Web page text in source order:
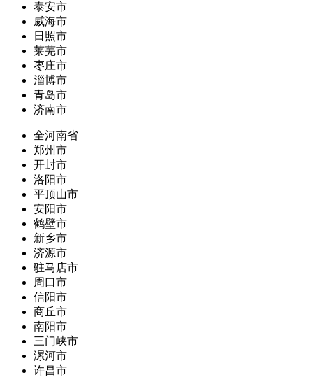
泰安市
威海市
日照市
莱芜市
枣庄市
淄博市
青岛市
济南市
全河南省
郑州市
开封市
洛阳市
平顶山市
安阳市
鹤壁市
新乡市
济源市
驻马店市
周口市
信阳市
商丘市
南阳市
三门峡市
漯河市
许昌市